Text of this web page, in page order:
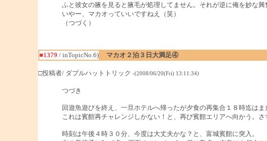
ふと彼女の腋を見ると腋毛が処理してません。それが逆に俺を妙な
いやー、マカオっていいですねえ（笑）
（つづく）
■1379 / inTopicNo.6)
マカオ２泊３日大満足④
□投稿者/ ダブルハットトリック -(2008/06/20(Fri) 13:11:34)
つづき
回遊魚遊びを終え、一旦ホテルへ帰ったが夕食の再集合１８時迄はま
これは賓館再チャレンジしかない！と、再び賓館エリアへ向かう。
時刻は午後４時３０分、今度は大丈夫かな？と、富城賓館に突入。